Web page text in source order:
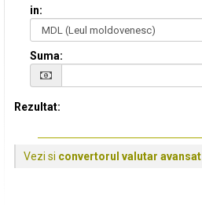
in:
Suma:
Rezultat:
Vezi si convertorul valutar avansat